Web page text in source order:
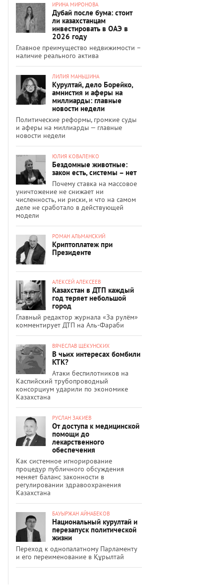
ИРИНА МИРОНОВА
Дубай после бума: стоит
ли казахстанцам
инвестировать в ОАЭ в
2026 году
Главное преимущество недвижимости –
наличие реального актива
ЛИЛИЯ МАНЬШИНА
Курултай, дело Борейко,
амнистия и аферы на
миллиарды: главные
новости недели
Политические реформы, громкие суды
и аферы на миллиарды — главные
новости недели
ЮЛИЯ КОВАЛЕНКО
Бездомные животные:
закон есть, системы – нет
Почему ставка на массовое
уничтожение не снижает ни
численность, ни риски, и что на самом
деле не сработало в действующей
модели
РОМАН АЛЬМАНСКИЙ
Криптоплатеж при
Президенте
АЛЕКСЕЙ АЛЕКСЕЕВ
Казахстан в ДТП каждый
год теряет небольшой
город
Главный редактор журнала «За рулём»
комментирует ДТП на Аль-Фараби
ВЯЧЕСЛАВ ЩЕКУНСКИХ
В чьих интересах бомбили
КТК?
Атаки беспилотников на
Каспийский трубопроводный
консорциум ударили по экономике
Казахстана
РУСЛАН ЗАКИЕВ
От доступа к медицинской
помощи до
лекарственного
обеспечения
Как системное игнорирование
процедур публичного обсуждения
меняет баланс законности в
регулировании здравоохранения
Казахстана
БАУЫРЖАН АЙНАБЕКОВ
Национальный курултай и
перезапуск политической
жизни
Переход к однопалатному Парламенту
и его переименование в Құрылтай